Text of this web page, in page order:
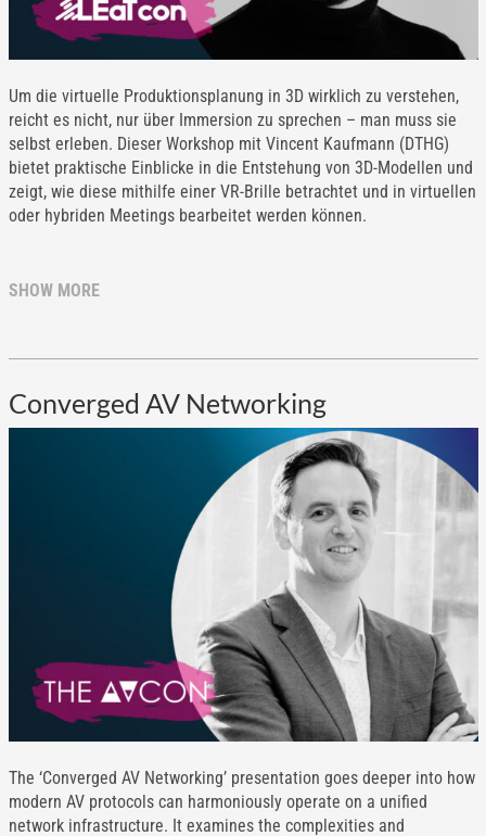
Um die virtuelle Produktionsplanung in 3D wirklich zu verstehen,
reicht es nicht, nur über Immersion zu sprechen – man muss sie
selbst erleben. Dieser Workshop mit Vincent Kaufmann (DTHG)
bietet praktische Einblicke in die Entstehung von 3D-Modellen und
zeigt, wie diese mithilfe einer VR-Brille betrachtet und in virtuellen
oder hybriden Meetings bearbeitet werden können.
SHOW MORE
Converged AV Networking
The ‘Converged AV Networking’ presentation goes deeper into how
modern AV protocols can harmoniously operate on a unified
network infrastructure. It examines the complexities and